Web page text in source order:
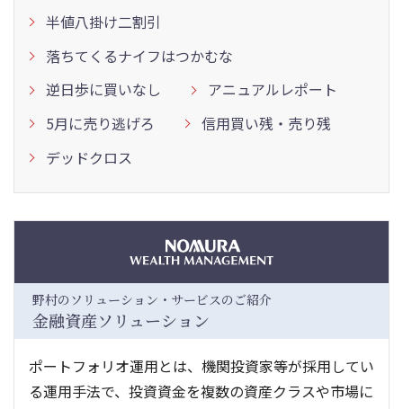
半値八掛け二割引
落ちてくるナイフはつかむな
逆日歩に買いなし
アニュアルレポート
5月に売り逃げろ
信用買い残・売り残
デッドクロス
野村のソリューション・サービスのご紹介
金融資産ソリューション
ポートフォリオ運用とは、機関投資家等が採用してい
る運用手法で、投資資金を複数の資産クラスや市場に